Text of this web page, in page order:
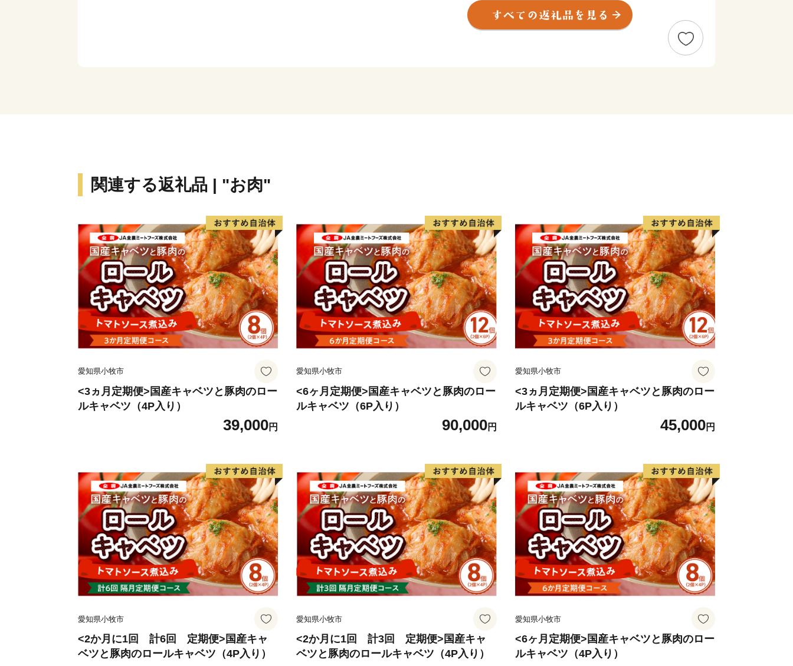
黒島は、“ミニ屋久島”とも称される森と水の豊かさ、釣りマニアに
はたまらないフィッシングスポットがあります。昭和２１年の村立
以来、変わらぬ厳しい環境の中、心安らぐ穏やかな自然と住民のあ
関連する返礼品 | "お肉"
愛知県小牧市
<3ヵ月定期便>国産キャベツと豚肉のロー
ルキャベツ（4P入り）
39,000円
愛知県小牧市
<6ヶ月定期便>国産キャベツと豚肉のロー
ルキャベツ（6P入り）
90,000円
愛知県小牧市
<3ヵ月定期便>国産キャベツと豚肉のロー
ルキャベツ（6P入り）
45,000円
愛知県小牧市
<2か月に1回 計6回 定期便>国産キャ
ベツと豚肉のロールキャベツ（4P入り）
愛知県小牧市
<2か月に1回 計3回 定期便>国産キャ
ベツと豚肉のロールキャベツ（4P入り）
愛知県小牧市
<6ヶ月定期便>国産キャベツと豚肉のロー
ルキャベツ（4P入り）